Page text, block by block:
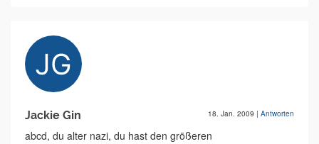
Jackie Gin 18. Jan. 2009 | Antworten
abcd, du alter nazi, du hast den größeren